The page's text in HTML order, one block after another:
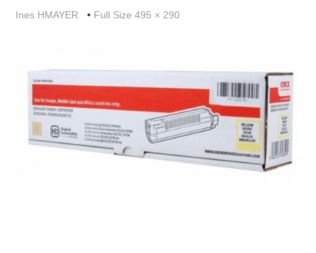
Ines HMAYER
Full
Full Size 495 × 290